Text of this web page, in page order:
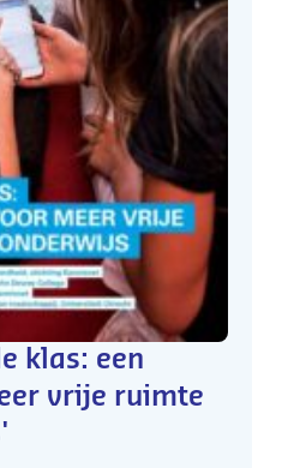
klas: een
vrije ruimte